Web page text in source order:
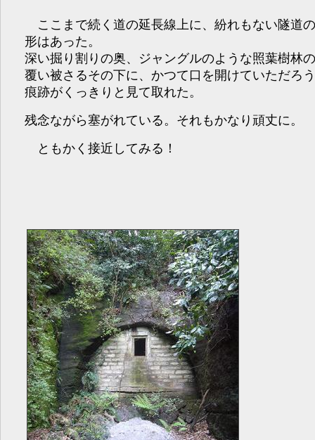
ここまで続く道の延長線上に、紛れもない隧道
形はあった。
深い掘り割りの奥、ジャングルのような照葉樹林
覆い被さるその下に、かつて口を開けていただろ
痕跡がくっきりと見て取れた。
残念ながら塞がれている。それもかなり頑丈に。
ともかく接近してみる！